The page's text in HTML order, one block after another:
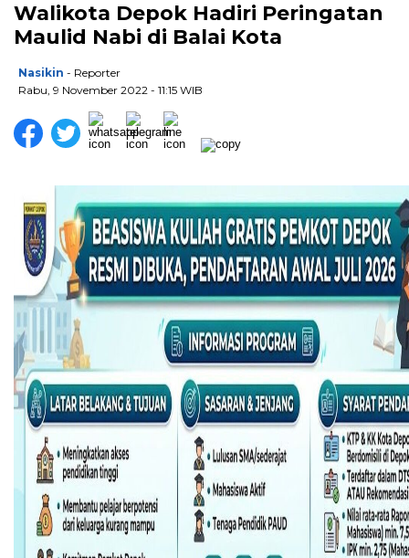
Walikota Depok Hadiri Peringatan
Maulid Nabi di Balai Kota
Nasikin - Reporter
Rabu, 9 November 2022 - 11:15 WIB